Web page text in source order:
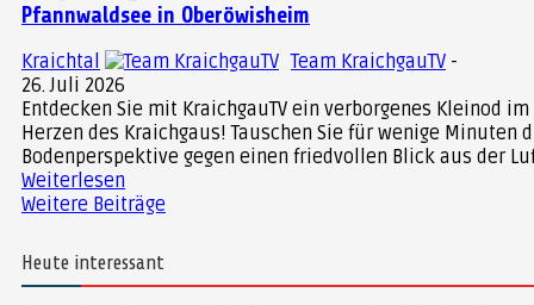
Pfannwaldsee in Oberöwisheim
Kraichtal Team KraichgauTV -
26. Juli 2026
Entdecken Sie mit KraichgauTV ein verborgenes Kleinod im
Herzen des Kraichgaus! Tauschen Sie für wenige Minuten
Bodenperspektive gegen einen friedvollen Blick aus der
Weiterlesen
Weitere Beiträge
Heute interessant